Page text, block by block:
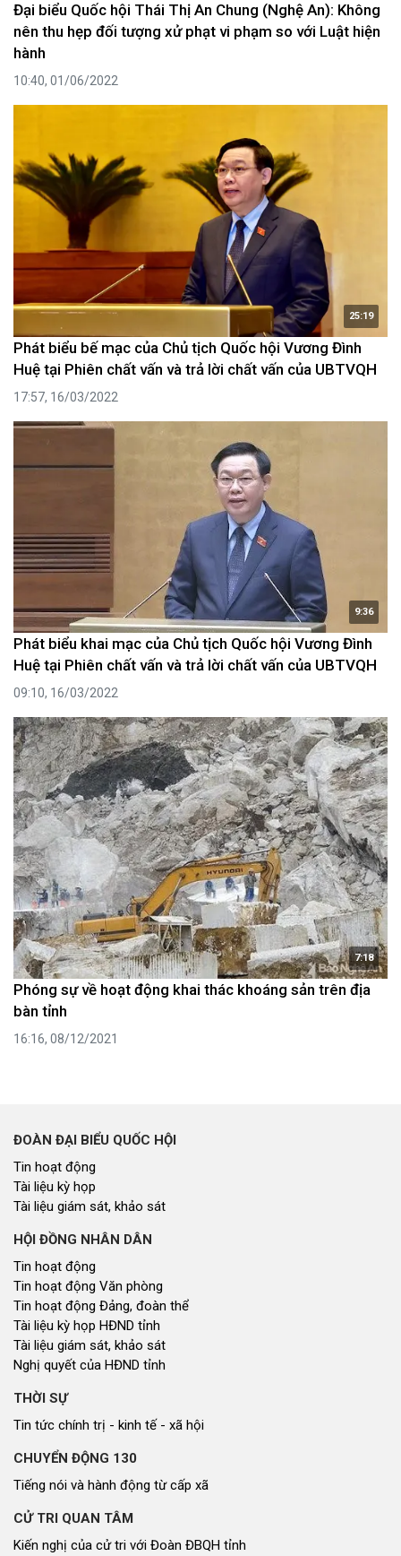
Đại biểu Quốc hội Thái Thị An Chung (Nghệ An): Không
nên thu hẹp đối tượng xử phạt vi phạm so với Luật hiện
hành
10:40, 01/06/2022
25:19
Phát biểu bế mạc của Chủ tịch Quốc hội Vương Đình
Huệ tại Phiên chất vấn và trả lời chất vấn của UBTVQH
17:57, 16/03/2022
9:36
Phát biểu khai mạc của Chủ tịch Quốc hội Vương Đình
Huệ tại Phiên chất vấn và trả lời chất vấn của UBTVQH
09:10, 16/03/2022
7:18
Phóng sự về hoạt động khai thác khoáng sản trên địa
bàn tỉnh
16:16, 08/12/2021
ĐOÀN ĐẠI BIỂU QUỐC HỘI
Tin hoạt động
Tài liệu kỳ họp
Tài liệu giám sát, khảo sát
HỘI ĐỒNG NHÂN DÂN
Tin hoạt động
Tin hoạt động Văn phòng
Tin hoạt động Đảng, đoàn thể
Tài liệu kỳ họp HĐND tỉnh
Tài liệu giám sát, khảo sát
Nghị quyết của HĐND tỉnh
THỜI SỰ
Tin tức chính trị - kinh tế - xã hội
CHUYỂN ĐỘNG 130
Tiếng nói và hành động từ cấp xã
CỬ TRI QUAN TÂM
Kiến nghị của cử tri với Đoàn ĐBQH tỉnh